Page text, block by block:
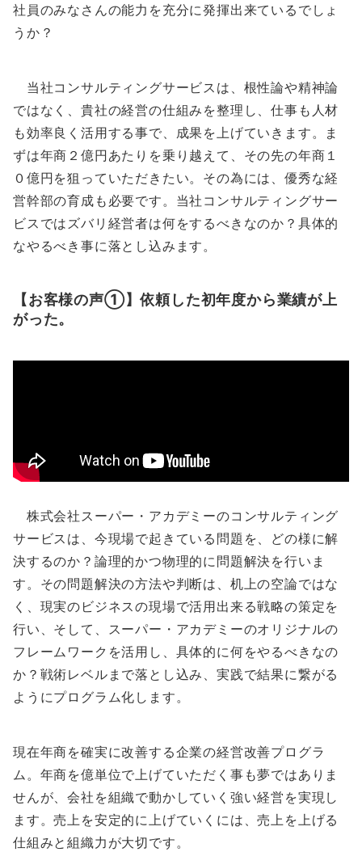
社員のみなさんの能力を充分に発揮出来ているでしょ
うか？
当社コンサルティングサービスは、根性論や精神論
ではなく、貴社の経営の仕組みを整理し、仕事も人材
も効率良く活用する事で、成果を上げていきます。ま
ずは年商２億円あたりを乗り越えて、その先の年商１
０億円を狙っていただきたい。その為には、優秀な経
営幹部の育成も必要です。当社コンサルティングサー
ビスではズバリ経営者は何をするべきなのか？具体的
なやるべき事に落とし込みます。
【お客様の声①】依頼した初年度から業績が上
がった。
株式会社スーパー・アカデミーのコンサルティング
サービスは、今現場で起きている問題を、どの様に解
決するのか？論理的かつ物理的に問題解決を行いま
す。その問題解決の方法や判断は、机上の空論ではな
く、現実のビジネスの現場で活用出来る戦略の策定を
行い、そして、スーパー・アカデミーのオリジナルの
フレームワークを活用し、具体的に何をやるべきなの
か？戦術レベルまで落とし込み、実践で結果に繋がる
ようにプログラム化します。
現在年商を確実に改善する企業の経営改善プログラ
ム。年商を億単位で上げていただく事も夢ではありま
せんが、会社を組織で動かしていく強い経営を実現し
ます。売上を安定的に上げていくには、売上を上げる
仕組みと組織力が大切です。